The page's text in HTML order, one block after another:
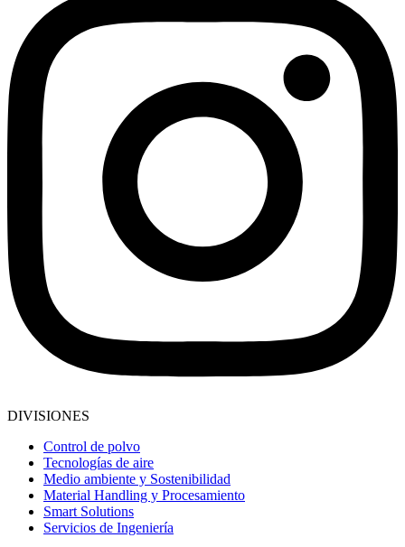
DIVISIONES
Control de polvo
Tecnologías de aire
Medio ambiente y Sostenibilidad
Material Handling y Procesamiento
Smart Solutions
Servicios de Ingeniería